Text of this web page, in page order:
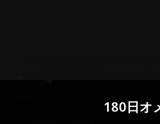
180日オ